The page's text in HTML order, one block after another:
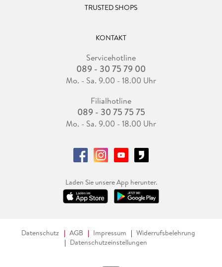
TRUSTED SHOPS
KONTAKT
Servicehotline
089 - 30 75 79 00
Mo. - Sa. 9.00 - 18.00 Uhr
Filialhotline
089 - 30 75 75 75
Mo. - Sa. 9.00 - 18.00 Uhr
Laden Sie unsere App herunter.
Datenschutz AGB Impressum
Widerrufsbelehrung
Datenschutzeinstellungen